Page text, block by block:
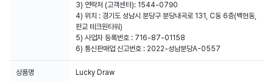
3) 연락처 (고객센터): 1544-0790
4) 위치 : 경기도 성남시 분당구 분당내곡로 131, C동 6층(백현동,
판교 테크원타워)
5) 사업자 등록번호 : 716-87-01158
6) 통신판매업 신고번호 : 2022-성남분당A-0557
상품명 Lucky Draw